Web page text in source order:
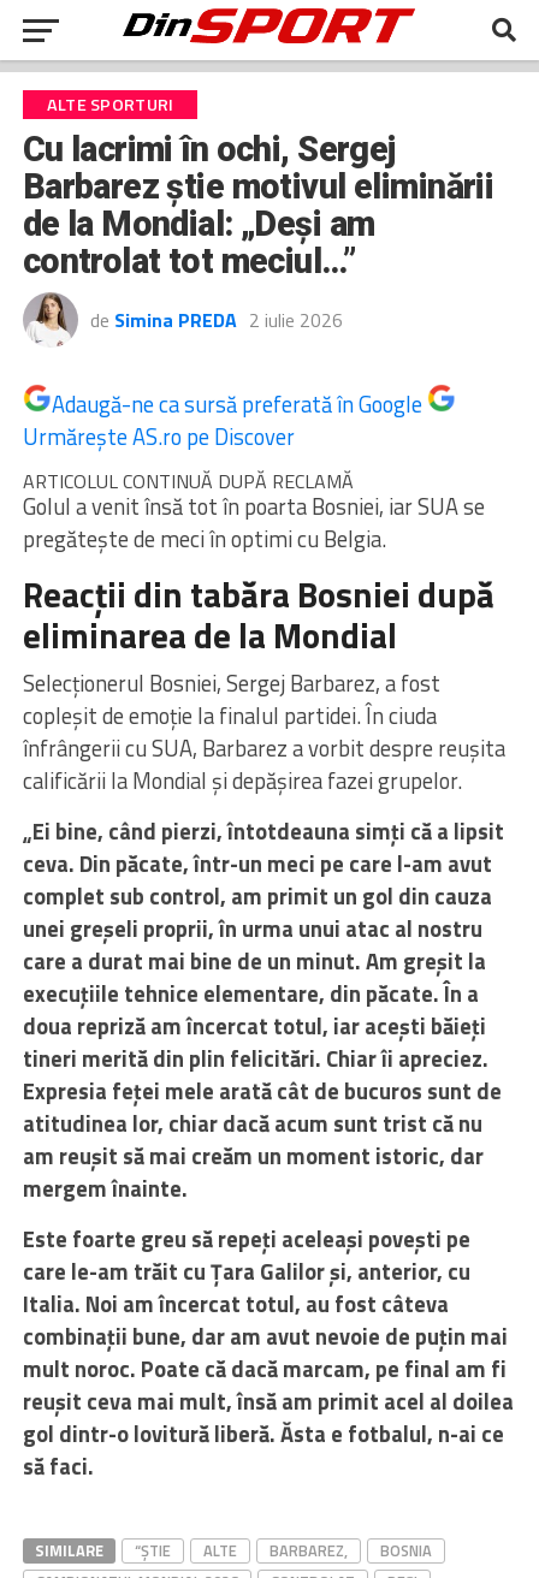
ALTE SPORTURI
Cu lacrimi în ochi, Sergej
Barbarez știe motivul eliminării
de la Mondial: „Deși am
controlat tot meciul…”
de Simina PREDA 2 iulie 2026
Adaugă-ne ca sursă preferată în Google
Urmărește AS.ro pe Discover
ARTICOLUL CONTINUĂ DUPĂ RECLAMĂ
Golul a venit însă tot în poarta Bosniei, iar SUA se
pregătește de meci în optimi cu Belgia.
Reacții din tabăra Bosniei după
eliminarea de la Mondial
Selecționerul Bosniei, Sergej Barbarez, a fost
copleșit de emoție la finalul partidei. În ciuda
înfrângerii cu SUA, Barbarez a vorbit despre reușita
calificării la Mondial și depășirea fazei grupelor.
„Ei bine, când pierzi, întotdeauna simți că a lipsit
ceva. Din păcate, într-un meci pe care l-am avut
complet sub control, am primit un gol din cauza
unei greșeli proprii, în urma unui atac al nostru
care a durat mai bine de un minut. Am greșit la
execuțiile tehnice elementare, din păcate. În a
doua repriză am încercat totul, iar acești băieți
tineri merită din plin felicitări. Chiar îi apreciez.
Expresia feței mele arată cât de bucuros sunt de
atitudinea lor, chiar dacă acum sunt trist că nu
am reușit să mai creăm un moment istoric, dar
mergem înainte.
Este foarte greu să repeți aceleași povești pe
care le-am trăit cu Țara Galilor și, anterior, cu
Italia. Noi am încercat totul, au fost câteva
combinații bune, dar am avut nevoie de puțin mai
mult noroc. Poate că dacă marcam, pe final am fi
reușit ceva mai mult, însă am primit acel al doilea
gol dintr-o lovitură liberă. Ăsta e fotbalul, n-ai ce
să faci.
SIMILARE “ȘTIE ALTE BARBAREZ,
BOSNIA